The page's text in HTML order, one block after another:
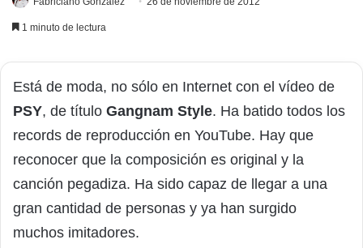
1 minuto de lectura
Está de moda, no sólo en Internet con el vídeo de
PSY, de título Gangnam Style. Ha batido todos los
records de reproducción en YouTube. Hay que
reconocer que la composición es original y la
canción pegadiza. Ha sido capaz de llegar a una
gran cantidad de personas y ya han surgido
muchos imitadores.